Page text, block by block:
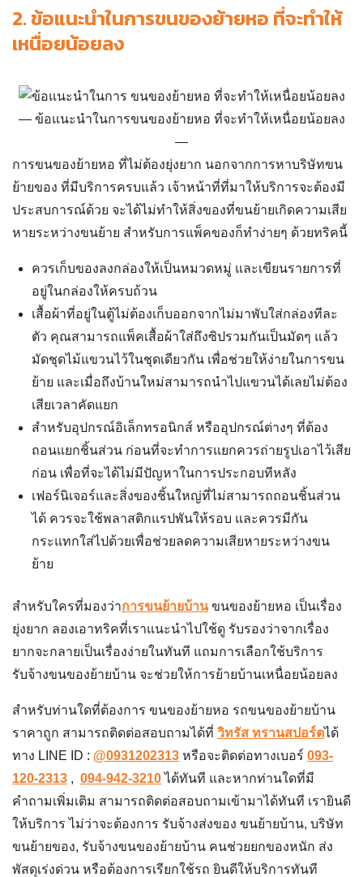
2.ข้อแนะนำในการขนของย้ายหอ ที่จะทำให้
เหนื่อยน้อยลง
ข้อแนะนำในการขนของย้ายหอ ที่จะทำให้เหนื่อยน้อยลง
การขนของย้ายหอ ที่ไม่ต้องยุ่งยาก นอกจากการหาบริษัทขน
ย้ายของ ที่มีบริการครบแล้ว เจ้าหน้าที่ที่มาให้บริการจะต้องมี
ประสบการณ์ด้วย จะได้ไม่ทำให้สิ่งของที่ขนย้ายเกิดความเสีย
หายระหว่างขนย้าย สำหรับการแพ็คของก็ทำง่ายๆ ด้วยทริคนี้
ควรเก็บของลงกล่องให้เป็นหมวดหมู่ และเขียนรายการที่
อยู่ในกล่องให้ครบถ้วน
เสื้อผ้าที่อยู่ในตู้ไม่ต้องเก็บออกจากไม่มาพับใส่กล่องทีละ
ตัว คุณสามารถแพ็คเสื้อผ้าใส่ถึงซิปรวมกันเป็นมัดๆ แล้ว
มัดชุดไม้แขวนไว้ในชุดเดียวกัน เพื่อช่วยให้ง่ายในการขน
ย้าย และเมื่อถึงบ้านใหม่สามารถนำไปแขวนได้เลยไม่ต้อง
เสียเวลาคัดแยก
สำหรับอุปกรณ์อิเล็กทรอนิกส์ หรืออุปกรณ์ต่างๆ ที่ต้อง
ถอนแยกชิ้นส่วน ก่อนที่จะทำการแยกควรถ่ายรูปเอาไว้เสีย
ก่อน เพื่อที่จะได้ไม่มีปัญหาในการประกอบทีหลัง
เฟอร์นิเจอร์และสิ่งของชิ้นใหญ่ที่ไม่สามารถถอนชิ้นส่วน
ได้ ควรจะใช้พลาสติกแรปพันให้รอบ และควรมีกัน
กระแทกใส่ไปด้วยเพื่อช่วยลดความเสียหายระหว่างขน
ย้าย
สำหรับใครที่มองว่าการขนย้ายบ้านขนของย้ายหอ เป็นเรื่อง
ยุ่งยาก ลองเอาทริคที่เราแนะนำไปใช้ดู รับรองว่าจากเรื่อง
ยากจะกลายเป็นเรื่องง่ายในทันที แถมการเลือกใช้บริการ
รับจ้างขนของย้ายบ้าน จะช่วยให้การย้ายบ้านเหนื่อยน้อยลง
สำหรับท่านใดที่ต้องการ ขนของย้ายหอ รถขนของย้ายบ้าน
ราคาถูก สามารถติดต่อสอบถามได้ที่ วิทรัส ทรานสปอร์ตได้
ทาง LINE ID : @0931202313 หรือจะติดต่อทางเบอร์ 093-
120-2313 , 094-942-3210ได้ทันที และหากท่านใดที่มี
คำถามเพิ่มเติม สามารถติดต่อสอบถามเข้ามาได้ทันที เรายินดี
ให้บริการ ไม่ว่าจะต้องการ รับจ้างส่งของ ขนย้ายบ้าน, บริษัท
ขนย้ายของ, รับจ้างขนของย้ายบ้าน คนช่วยยกของหนัก ส่ง
พัสดุเร่งด่วน หรือต้องการเรียกใช้รถ ยินดีให้บริการทันที